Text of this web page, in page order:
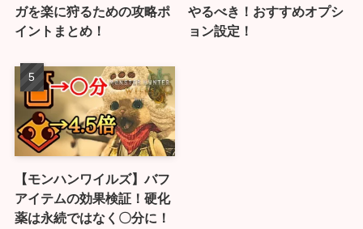
ガを楽に狩るための攻略ポ
イントまとめ！
やるべき！おすすめオプシ
ョン設定！
【モンハンワイルズ】バフ
アイテムの効果検証！硬化
薬は永続ではなく〇分に！